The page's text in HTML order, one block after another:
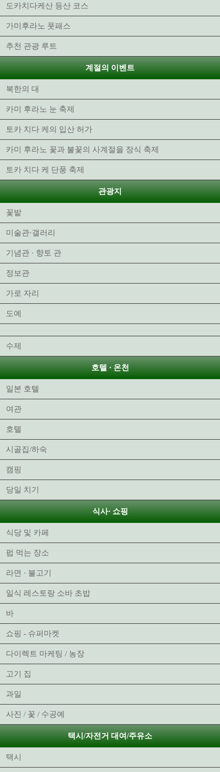
도카치다케산 등산 코스
가미후라노 풋패스
추천 관광 루트
계절의 이벤트
북한의 대
카미 후라노 눈 축제
토카 치다 케의 입산 허가
카미 후라노 꽃과 불꽃의 사계절을 장식 축제
토카 치다 케 단풍 축제
관광지
꽃밭
미술관·갤러리
기념관 · 향토 관
정보관
가로 자리
도예
수제
호텔 · 온천
일본 호텔
여관
호텔
시골집/하숙
캠핑
당일 치기
식사· 쇼핑
식당 및 카페
펍 먹는 장소
라면 · 불고기
일식 레스토랑 소바 초밥
바
쇼핑 - 슈퍼마켓
다이렉트 마케팅 / 농장
고기 집
과일
사진 / 꽃 / 수공예
택시/자전거 대여/주유소
택시